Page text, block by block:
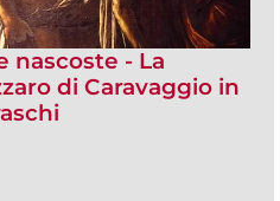
nascoste - La
di Caravaggio in